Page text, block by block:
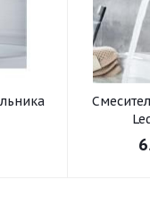
Смеситель для